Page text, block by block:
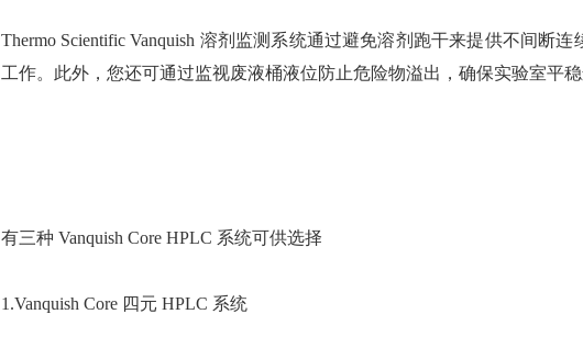
Thermo Scientific Vanquish 溶剂监测系统通过避免溶剂跑干来提供不间断
工作。此外，您还可通过监视废液桶液位防止危险物溢出，确保实验室平
有三种 Vanquish Core HPLC 系统可供选择
1.Vanquish Core 四元 HPLC 系统